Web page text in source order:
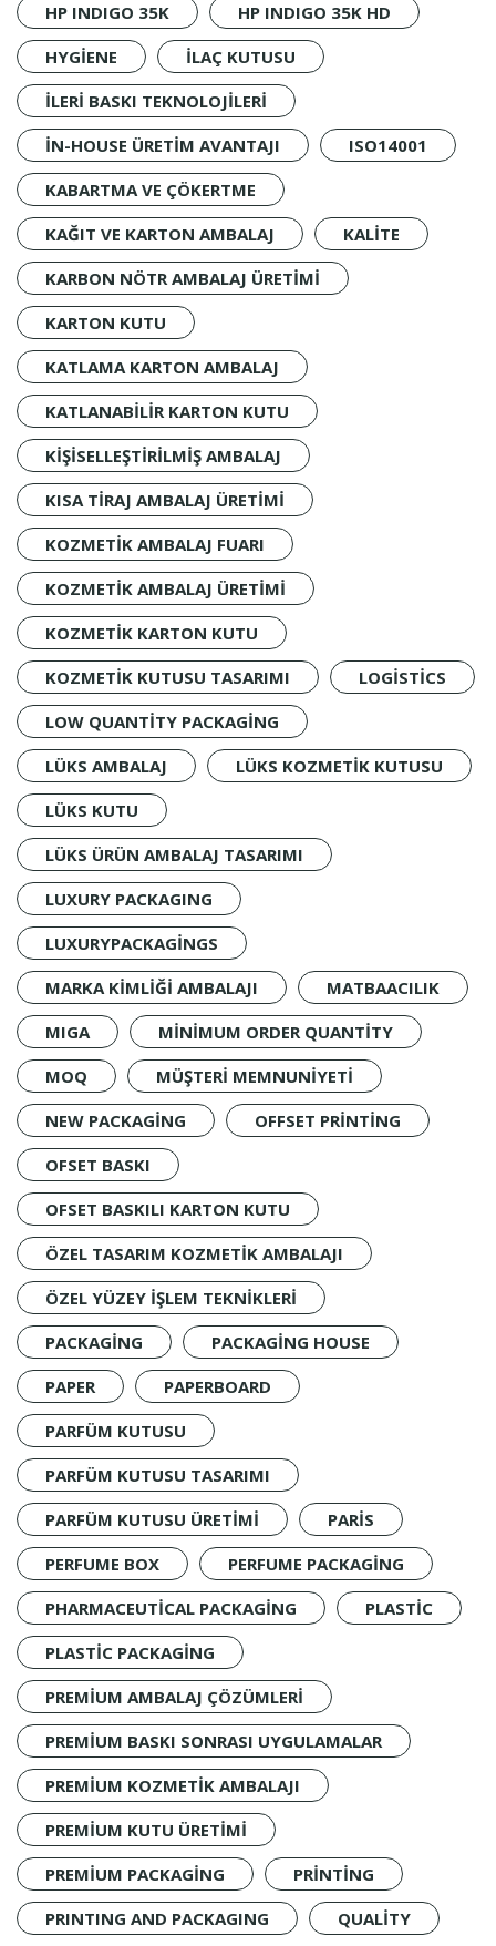
HP INDIGO 35K
HP INDIGO 35K HD
HYGIENE
İLAÇ KUTUSU
ILERI BASKI TEKNOLOJILERI
IN-HOUSE ÜRETIM AVANTAJI
ISO14001
KABARTMA VE ÇÖKERTME
KAĞIT VE KARTON AMBALAJ
KALİTE
KARBON NÖTR AMBALAJ ÜRETIMI
KARTON KUTU
KATLAMA KARTON AMBALAJ
KATLANABILIR KARTON KUTU
KIŞISELLEŞTIRILMIŞ AMBALAJ
KISA TIRAJ AMBALAJ ÜRETIMI
KOZMETIK AMBALAJ FUARI
KOZMETIK AMBALAJ ÜRETIMI
KOZMETIK KARTON KUTU
KOZMETIK KUTUSU TASARIMI
LOGISTICS
LOW QUANTITY PACKAGING
LÜKS AMBALAJ
LÜKS KOZMETIK KUTUSU
LÜKS KUTU
LÜKS ÜRÜN AMBALAJ TASARIMI
LUXURY PACKAGING
LUXURYPACKAGINGS
MARKA KIMLIĞI AMBALAJI
MATBAACILIK
MIGA
MINIMUM ORDER QUANTITY
MOQ
MÜŞTERI MEMNUNIYETI
NEW PACKAGING
OFFSET PRINTING
OFSET BASKI
OFSET BASKILI KARTON KUTU
ÖZEL TASARIM KOZMETIK AMBALAJI
ÖZEL YÜZEY IŞLEM TEKNIKLERI
PACKAGING
PACKAGING HOUSE
PAPER
PAPERBOARD
PARFÜM KUTUSU
PARFÜM KUTUSU TASARIMI
PARFÜM KUTUSU ÜRETIMI
PARIS
PERFUME BOX
PERFUME PACKAGING
PHARMACEUTICAL PACKAGING
PLASTIC
PLASTIC PACKAGING
PREMIUM AMBALAJ ÇÖZÜMLERI
PREMIUM BASKI SONRASI UYGULAMALAR
PREMIUM KOZMETIK AMBALAJI
PREMIUM KUTU ÜRETIMI
PREMIUM PACKAGING
PRINTING
PRINTING AND PACKAGING
QUALITY